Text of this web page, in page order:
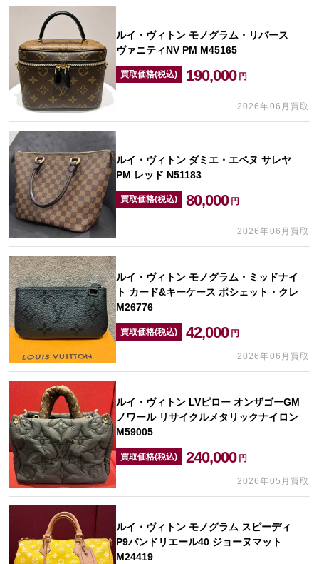
ルイ・ヴィトン モノグラム・リバース
ヴァニティNV PM M45165
買取価格(税込) 190,000 円
2026年06月買取
ルイ・ヴィトン ダミエ・エベヌ サレヤ
PM レッド N51183
買取価格(税込) 80,000 円
2026年06月買取
ルイ・ヴィトン モノグラム・ミッドナイ
ト カード&キーケース ポシェット・クレ
M26776
買取価格(税込) 42,000 円
2026年06月買取
ルイ・ヴィトン LVピロー オンザゴーGM
ノワール リサイクルメタリックナイロン
M59005
買取価格(税込) 240,000 円
2026年05月買取
ルイ・ヴィトン モノグラム スピーディ
P9バンドリエール40 ジョーヌマット
M24419